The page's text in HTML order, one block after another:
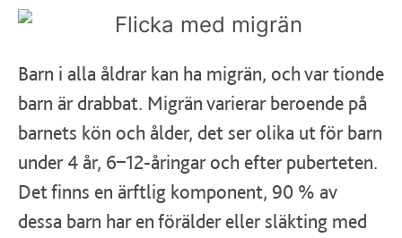
Barn i alla åldrar kan ha migrän, och var tionde
barn är drabbat. Migrän varierar beroende på
barnets kön och ålder, det ser olika ut för barn
under 4 år, 6–12-åringar och efter puberteten.
Det finns en ärftlig komponent, 90 % av
dessa barn har en förälder eller släkting med